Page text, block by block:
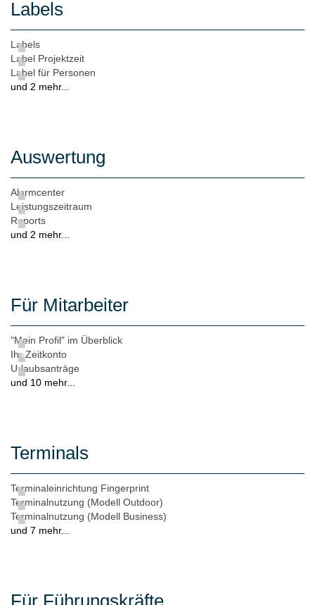
Labels
Labels
Label Projektzeit
Label für Personen
und 2 mehr...
Auswertung
Alarmcenter
Leistungszeitraum
Reports
und 2 mehr...
Für Mitarbeiter
"Mein Profil" im Überblick
Ihr Zeitkonto
Urlaubsanträge
und 10 mehr...
Terminals
Terminaleinrichtung Fingerprint
Terminalnutzung (Modell Outdoor)
Terminalnutzung (Modell Business)
und 7 mehr...
Für Führungskräfte